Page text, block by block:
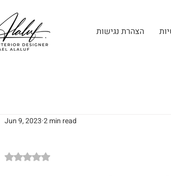
הצהרת נגישות
Jun 9, 2023 2 min read
Rated NaN out of 5 stars.